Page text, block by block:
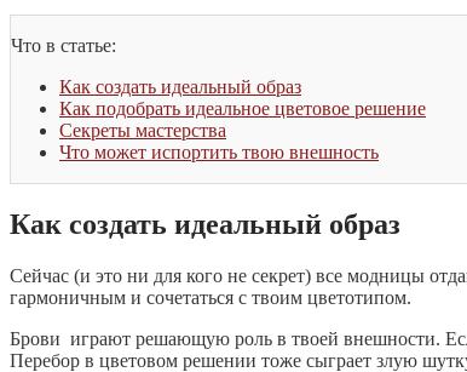
Что в статье:
Как создать идеальный образ
Как подобрать идеальное цветовое решение
Секреты мастерства
Что может испортить твою внешность
Как создать идеальный образ
Сейчас (и это ни для кого не секрет) все модницы
гармоничным и сочетаться с твоим цветотипом.
Брови играют решающую роль в твоей внешности.
Перебор в цветовом решении тоже сыграет злую